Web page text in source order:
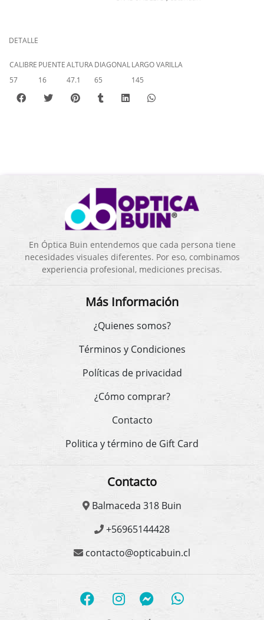
DETALLE
CALIBRE PUENTEALTURADIAGONALLARGO VARILLA
57
16 47.1 65 145
En Óptica Buin entendemos que cada persona tiene
necesidades visuales diferentes. Por eso, combinamos
experiencia profesional, mediciones precisas.
Más Información
¿Quienes somos?
Términos y Condiciones
Políticas de privacidad
¿Cómo comprar?
Contacto
Politica y término de Gift Card
Contacto
Balmaceda 318 Buin
+56965144428
contacto@opticabuin.cl